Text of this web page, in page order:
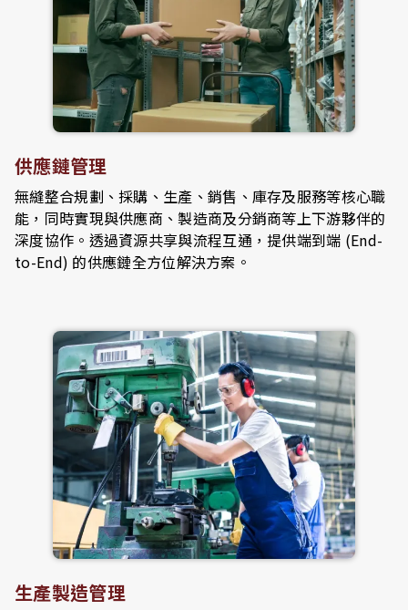
供應鏈管理
無縫整合規劃、採購、生產、銷售、庫存及服務等核心職
能，同時實現與供應商、製造商及分銷商等上下游夥伴的
深度協作。透過資源共享與流程互通，提供端到端 (End-
to-End) 的供應鏈全方位解決方案。
生產製造管理